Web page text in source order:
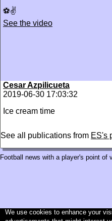
⚽️✌
See the video
Cesar Azpilicueta
2019-06-30 17:03:32
Ice cream time
See all publications from ES's
Football news with a player's point of
We use cookies to enhance your